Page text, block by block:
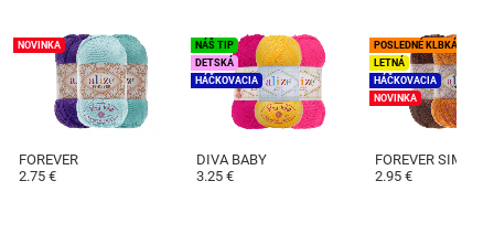
FOREVER
NOVINKA
2.75 €
DIVA BABY
NÁŠ TIP
DETSKÁ
HÁČKOVACIA
3.25 €
FOREVER SIMLI
POSLEDNÉ KLBKÁ
LETNÁ
HÁČKOVACIA
NOVINKA
2.95 €